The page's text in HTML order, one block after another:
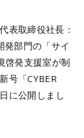
メールマガ
公式SNS
表取締役社長：
発部門の「サイ
啓発支援室が制
号「CYBER
に公開しまし